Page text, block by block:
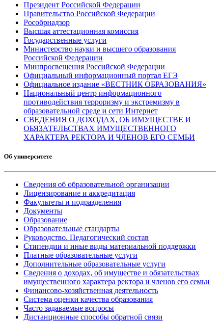
Президент Российской Федерации
Правительство Российской Федерации
Рособрнадзор
Высшая аттестационная комиссия
Государственные услуги
Министерство науки и высшего образования
Российской Федерации
Минпросвещения Российской Федерации
Официальный информационный портал ЕГЭ
Официальное издание «ВЕСТНИК ОБРАЗОВАНИЯ»
Национальный центр информационного
противодействия терроризму и экстремизму в
образовательной среде и сети Интернет
СВЕДЕНИЯ О ДОХОДАХ, ОБ ИМУЩЕСТВЕ И
ОБЯЗАТЕЛЬСТВАХ ИМУЩЕСТВЕННОГО
ХАРАКТЕРА РЕКТОРА И ЧЛЕНОВ ЕГО СЕМЬИ
Об университете
Сведения об образовательной организации
Лицензирование и аккредитация
Факультеты и подразделения
Документы
Образование
Образовательные стандарты
Руководство. Педагогический состав
Стипендии и иные виды материальной поддержки
Платные образовательные услуги
Дополнительные образовательные услуги
Сведения о доходах, об имуществе и обязательствах
имущественного характера ректора и членов его семьи
Финансово-хозяйственная деятельность
Система оценки качества образования
Часто задаваемые вопросы
Дистанционные способы обратной связи